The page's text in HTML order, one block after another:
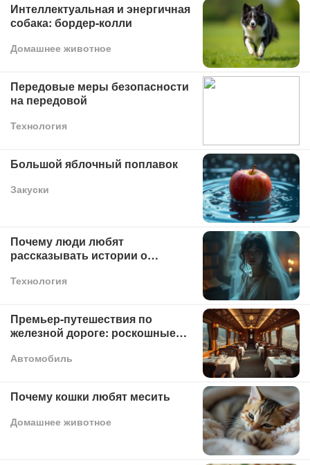
Интеллектуальная и энергичная
собака: бордер-колли
Домашнее животное
Передовые меры безопасности
на передовой
Технология
Большой яблочный поплавок
Закуски
Почему люди любят
рассказывать истории о
Технология
Премьер-путешествия по
железной дороге: роскошные
Автомобиль
Почему кошки любят месить
Домашнее животное